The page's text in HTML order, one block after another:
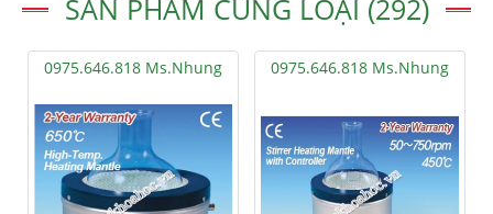
SẢN PHẨM CÙNG LOẠI (292)
0975.646.818 Ms.Nhung 0975.646.818 Ms.Nhung